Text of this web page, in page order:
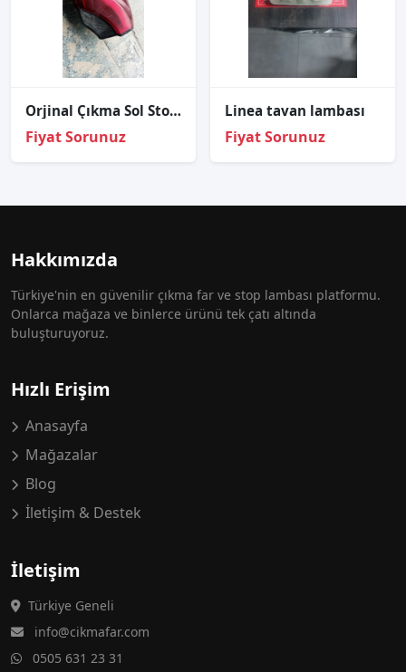
Orjinal Çıkma Sol Stop - Fiat Egea Cross Modeli
Fiyat Sorunuz
Linea tavan lambası
Fiyat Sorunuz
Hakkımızda
Türkiye'nin en güvenilir çıkma far ve stop lambası platformu.
Onlarca mağaza ve binlerce ürünü tek çatı altında
buluşturuyoruz.
Hızlı Erişim
Anasayfa
Mağazalar
Blog
İletişim & Destek
İletişim
Türkiye Geneli
info@cikmafar.com
0505 631 23 31